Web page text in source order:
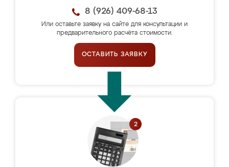
8 (926) 409-68-13
Или оставьте заявку на сайте для консультации и
предварительного расчёта стоимости.
ОСТАВИТЬ ЗАЯВКУ